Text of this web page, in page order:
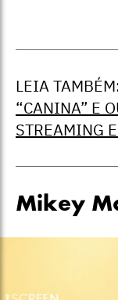
LEIA
“CANINA” E
STREAMING
Mikey